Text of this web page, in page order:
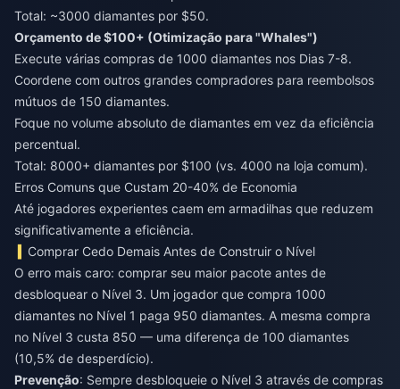
Total: ~3000 diamantes por $50.
Orçamento de $100+ (Otimização para "Whales")
Execute várias compras de 1000 diamantes nos Dias 7-8.
Coordene com outros grandes compradores para reembolsos
mútuos de 150 diamantes.
Foque no volume absoluto de diamantes em vez da eficiência
percentual.
Total: 8000+ diamantes por $100 (vs. 4000 na loja comum).
Erros Comuns que Custam 20-40% de Economia
Até jogadores experientes caem em armadilhas que reduzem
significativamente a eficiência.
Comprar Cedo Demais Antes de Construir o Nível
O erro mais caro: comprar seu maior pacote antes de
desbloquear o Nível 3. Um jogador que compra 1000
diamantes no Nível 1 paga 950 diamantes. A mesma compra
no Nível 3 custa 850 — uma diferença de 100 diamantes
(10,5% de desperdício).
Prevenção: Sempre desbloqueie o Nível 3 através de compras